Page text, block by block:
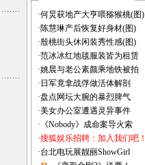
·何炅获地产大亨喂猕猴桃(图)
·陈慧琳产后恢复好身材(图)
·殷桃街头休闲装秀性感(图)
·范冰冰红地毯服装皆为租赁
·姚晨与老公素颜乘地铁被拍
· 日军竟拿战俘做活体解剖
·盘点网坛大腕的暴烈脾气
·美女办公室遭遇灵异事件
· 《Nobody》成命案导火索
·搜狐娱乐招聘：加入我们吧！
·台北电玩展靓丽ShowGirl